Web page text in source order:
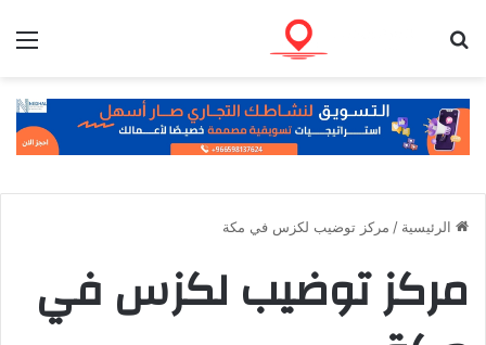
الرئيسية / مركز توضيب لكزس في مكة
مركز توضيب لكزس في